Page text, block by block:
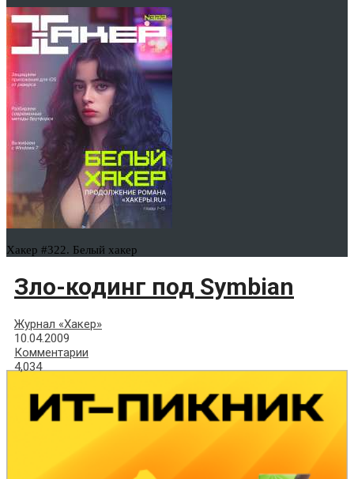
Хакер #322. Белый хакер
Зло-кодинг под Symbian
Журнал «Хакер»
10.04.2009
Комментарии
4,034